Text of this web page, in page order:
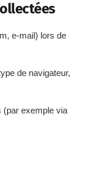
e-mail) lors de
de navigateur,
(par exemple via